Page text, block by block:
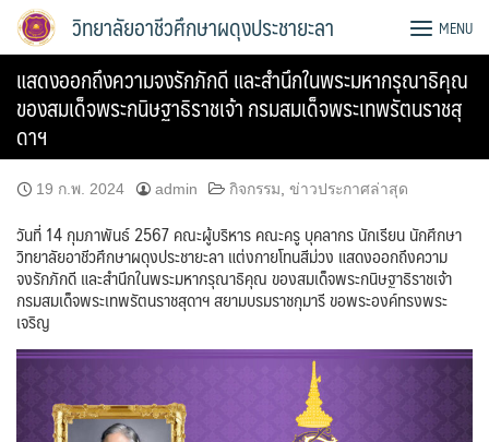
Skip
วิทยาลัยอาชีวศึกษาผดุงประชายะลา MENU
แสดงออกถึงความจงรักภักดี และสำนึกในพระมหากรุณาธิคุณ
ของสมเด็จพระกนิษฐาธิราชเจ้า กรมสมเด็จพระเทพรัตนราชสุ
ดาฯ
19 ก.พ. 2024 admin กิจกรรม ข่าวประกาศล่าสุด
วันที่ 14 กุมภาพันธ์ 2567 คณะผู้บริหาร คณะครู บุคลากร นักเรียน นักศึกษา
วิทยาลัยอาชีวศึกษาผดุงประชายะลา แต่งกายโทนสีม่วง แสดงออกถึงความ
จงรักภักดี และสำนึกในพระมหากรุณาธิคุณ ของสมเด็จพระกนิษฐาธิราชเจ้า
กรมสมเด็จพระเทพรัตนราชสุดาฯ สยามบรมราชกุมารี ขอพระองค์ทรงพระ
เจริญ